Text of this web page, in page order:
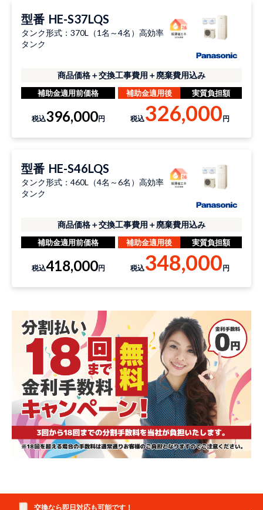
型番 HE-S37LQS
タンク形式：370L（1名～4名）高効率
タンク
商品価格＋交換工事費用＋廃棄費用込み
補助金適用前価格
税込396,000円
補助金適用後 実質負担額
税込326,000円
型番 HE-S46LQS
タンク形式：460L（4名～6名）高効率
タンク
商品価格＋交換工事費用＋廃棄費用込み
補助金適用前価格
税込418,000円
補助金適用後 実質負担額
税込348,000円
交換なら即日対応も可能です！